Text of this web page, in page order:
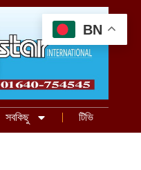
সবকিছু টিভি
BN